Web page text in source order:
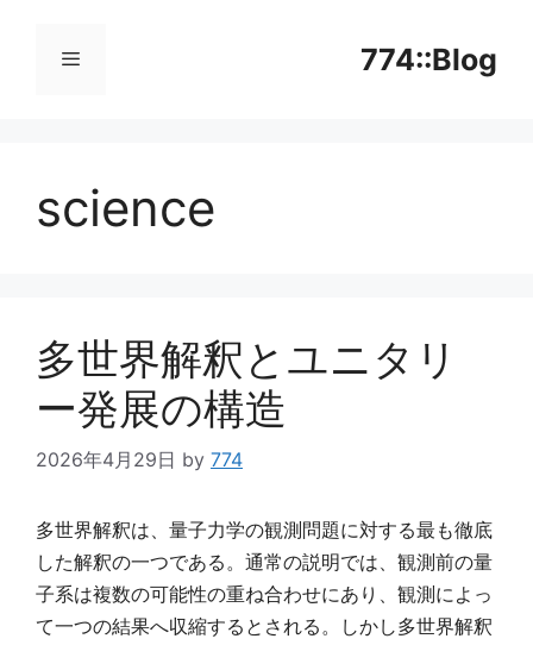
774::Blog
ニ
ー
science
多世界解釈とユニタリ
ー発展の構造
2026年4月29日 by 774
多世界解釈は、量子力学の観測問題に対する最も徹底
した解釈の一つである。通常の説明では、観測前の量
子系は複数の可能性の重ね合わせにあり、観測によっ
て一つの結果へ収縮するとされる。しかし多世界解釈